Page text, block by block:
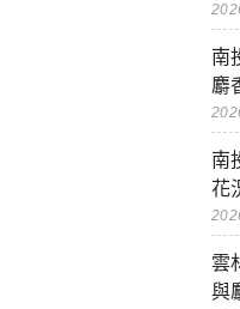
南
麝
南
花
雲
與